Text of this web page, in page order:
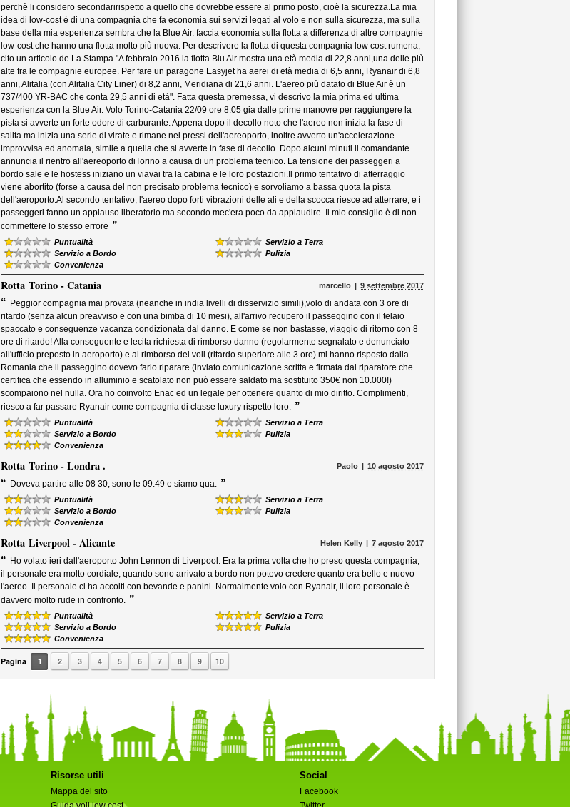
perchè li considero secondaririspetto a quello che dovrebbe essere al primo posto, cioè la sicurezza.La mia
idea di low-cost è di una compagnia che fa economia sui servizi legati al volo e non sulla sicurezza, ma sulla
base della mia esperienza sembra che la Blue Air. faccia economia sulla flotta a differenza di altre compagnie
low-cost che hanno una flotta molto più nuova. Per descrivere la flotta di questa compagnia low cost rumena,
cito un articolo de La Stampa "A febbraio 2016 la flotta Blu Air mostra una età media di 22,8 anni,una delle più
alte fra le compagnie europee. Per fare un paragone Easyjet ha aerei di età media di 6,5 anni, Ryanair di 6,8
anni, Alitalia (con Alitalia City Liner) di 8,2 anni, Meridiana di 21,6 anni. L'aereo più datato di Blue Air è un
737/400 YR-BAC che conta 29,5 anni di età". Fatta questa premessa, vi descrivo la mia prima ed ultima
esperienza con la Blue Air. Volo Torino-Catania 22/09 ore 8.05 gia dalle prime manovre per raggiungere la
pista si avverte un forte odore di carburante. Appena dopo il decollo noto che l'aereo non inizia la fase di
salita ma inizia una serie di virate e rimane nei pressi dell'aereoporto, inoltre avverto un'accelerazione
improvvisa ed anomala, simile a quella che si avverte in fase di decollo. Dopo alcuni minuti il comandante
annuncia il rientro all'aereoporto diTorino a causa di un problema tecnico. La tensione dei passeggeri a
bordo sale e le hostess iniziano un viavai tra la cabina e le loro postazioni.Il primo tentativo di atterraggio
viene abortito (forse a causa del non precisato problema tecnico) e sorvoliamo a bassa quota la pista
dell'aeroporto.Al secondo tentativo, l'aereo dopo forti vibrazioni delle ali e della scocca riesce ad atterrare, e i
passeggeri fanno un applauso liberatorio ma secondo mec'era poco da applaudire. Il mio consiglio è di non
commettere lo stesso errore ”
Puntualità
Servizio a Terra
Servizio a Bordo
Pulizia
Convenienza
Rotta Torino - Catania marcello 9 settembre 2017
“ Peggior compagnia mai provata (neanche in india livelli di disservizio simili),volo di andata con 3 ore di
ritardo (senza alcun preavviso e con una bimba di 10 mesi), all'arrivo recupero il passeggino con il telaio
spaccato e conseguenze vacanza condizionata dal danno. E come se non bastasse, viaggio di ritorno con 8
ore di ritardo! Alla conseguente e lecita richiesta di rimborso danno (regolarmente segnalato e denunciato
all'ufficio preposto in aeroporto) e al rimborso dei voli (ritardo superiore alle 3 ore) mi hanno risposto dalla
Romania che il passeggino dovevo farlo riparare (inviato comunicazione scritta e firmata dal riparatore che
certifica che essendo in alluminio e scatolato non può essere saldato ma sostituito 350€ non 10.000!)
scompaiono nel nulla. Ora ho coinvolto Enac ed un legale per ottenere quanto di mio diritto. Complimenti,
riesco a far passare Ryanair come compagnia di classe luxury rispetto loro. ”
Puntualità
Servizio a Terra
Servizio a Bordo
Pulizia
Convenienza
Rotta Torino - Londra . Paolo 10 agosto 2017
“ Doveva partire alle 08 30, sono le 09.49 e siamo qua. ”
Puntualità
Servizio a Terra
Servizio a Bordo
Pulizia
Convenienza
Rotta Liverpool - Alicante Helen Kelly 7 agosto 2017
“ Ho volato ieri dall'aeroporto John Lennon di Liverpool. Era la prima volta che ho preso questa compagnia,
il personale era molto cordiale, quando sono arrivato a bordo non potevo credere quanto era bello e nuovo
l'aereo. Il personale ci ha accolti con bevande e panini. Normalmente volo con Ryanair, il loro personale è
davvero molto rude in confronto. ”
Puntualità
Servizio a Terra
Servizio a Bordo
Pulizia
Convenienza
Pagina 1 2 3 4 5 6 7 8 9 10
Risorse utili
Mappa del sito
Social
Facebook